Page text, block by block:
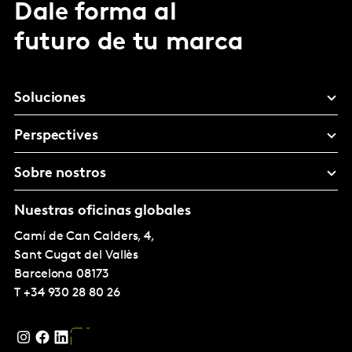
Dale forma al
futuro de tu marca
Soluciones
Perspectives
Sobre nostros
Nuestras oficinas globales
Camí de Can Calders, 4,
Sant Cugat del Vallès
Barcelona 08173
T +34 930 28 80 26